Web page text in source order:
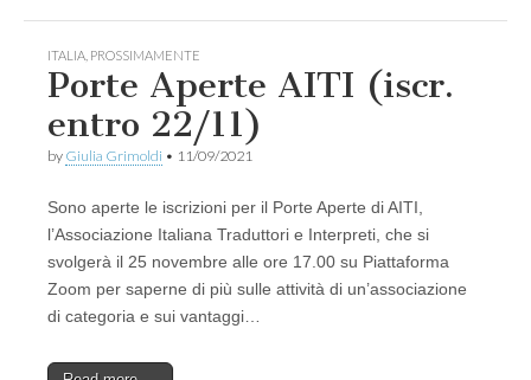
ITALIA PROSSIMAMENTE
Porte Aperte AITI (iscr.
entro 22/11)
by Giulia Grimoldi • 11/09/2021
Sono aperte le iscrizioni per il Porte Aperte di AITI,
l’Associazione Italiana Traduttori e Interpreti, che si
svolgerà il 25 novembre alle ore 17.00 su Piattaforma
Zoom per saperne di più sulle attività di un’associazione
di categoria e sui vantaggi…